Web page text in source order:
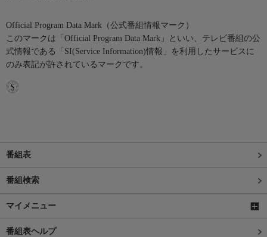
Official Program Data Mark（公式番組情報マーク）
このマークは「Official Program Data Mark」といい、テレビ番組の公
式情報である「SI(Service Information)情報」を利用したサービスに
のみ表記が許されているマークです。
番組表
番組検索
マイメニュー
番組表ヘルプ